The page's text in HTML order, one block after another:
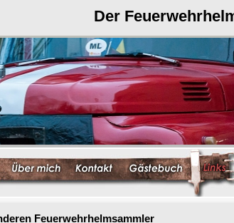
Der
Feuerwehrhelmsammler